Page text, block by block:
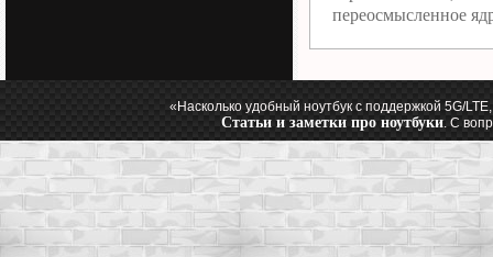
переосмысленное
«Насколько удобный ноутбук с поддержкой 5G/
Статьи и заметки про ноутбуки. С